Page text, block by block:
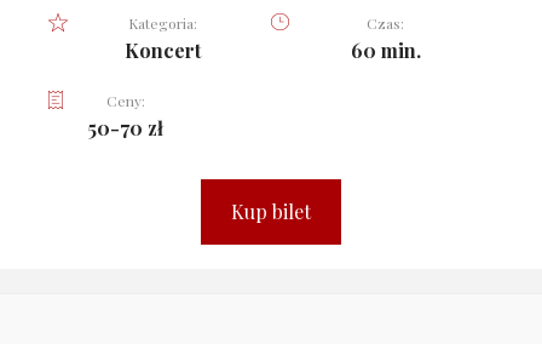
Kategoria:
Koncert
Czas:
60 min.
Ceny:
50-70 zł
Kup bilet